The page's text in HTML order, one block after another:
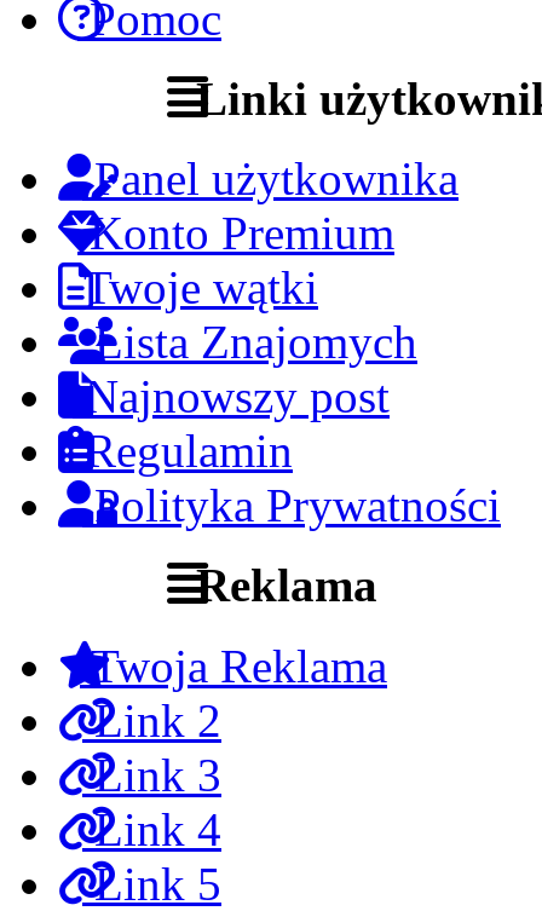
Pomoc
Linki
Panel użytkownika
Konto Premium
Twoje wątki
Lista Znajomych
Najnowszy post
Regulamin
Polityka Prywatności
Reklama
Twoja Reklama
Link 2
Link 3
Link 4
Link 5